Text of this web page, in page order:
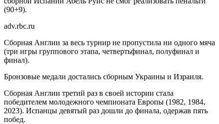
(90+9).
adv.rbc.ru
Сборная Англии за весь турнир не пропустила ни одного мяча
(три игры группового этапа, четвертьфинал, полуфинал и
финал).
Бронзовые медали достались сборным Украины и Израиля.
Сборная Англии третий раз в своей истории стала
победителем молодежного чемпионата Европы (1982, 1984,
2023). Испанцы девятый раз дошли до финала, одержав пять
побед.